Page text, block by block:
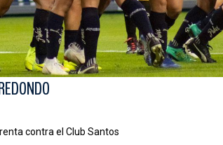
contra el Club Santos